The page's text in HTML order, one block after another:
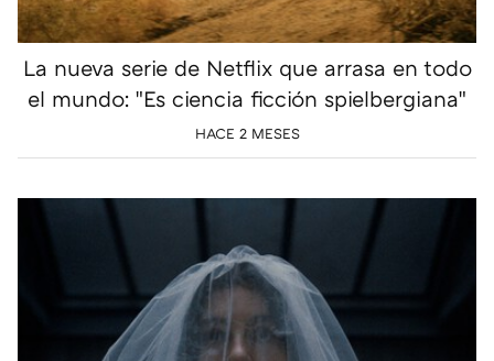
La nueva serie de Netflix que arrasa en todo
el mundo: "Es ciencia ficción spielbergiana"
HACE 2 MESES